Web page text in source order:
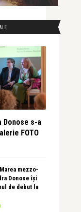
Donose s-a
FOTO
mezzo-
Donose își
de debut la